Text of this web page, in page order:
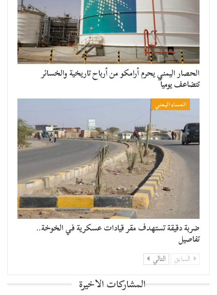
الحصار اليمني يحرم أرامكو من أرباح تاريخية والخسائر
تتضاعف يومياً
المساء اليمني
ضربة دقيقة تستهدف مقر قيادات عسكرية في الخوخة..
تفاصيل
السابق التالي
المشاركات الاخيرة